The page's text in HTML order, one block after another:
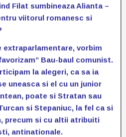
Filat sumbineaza Alianta –
viitorul romanesc si
extraparlamentare, vorbim
Bau-baul comunist.
la alegeri, ca sa ia
uneasca si el cu un junior
poate si Stratan sau
si Stepaniuc, la fel ca si
precum si cu altii atribuiti
antinationale.